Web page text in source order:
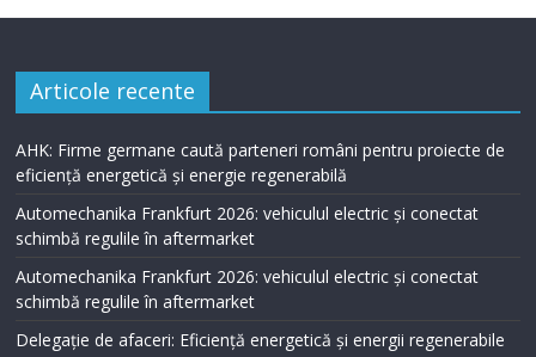
Articole recente
AHK: Firme germane caută parteneri români pentru proiecte de
eficiență energetică și energie regenerabilă
Automechanika Frankfurt 2026: vehiculul electric și conectat
schimbă regulile în aftermarket
Automechanika Frankfurt 2026: vehiculul electric și conectat
schimbă regulile în aftermarket
Delegație de afaceri: Eficiență energetică și energii regenerabile